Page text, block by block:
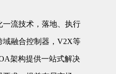
流技术，落地、执行
域融合控制器，V2X等
架构提供一站式解决